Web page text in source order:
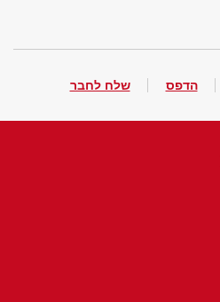
הדפס שלח לחבר